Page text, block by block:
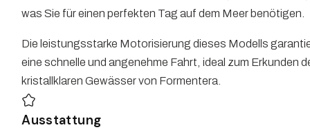
was Sie für einen perfekten Tag auf dem Meer benötigen.
Die leistungsstarke Motorisierung dieses Modells
eine schnelle und angenehme Fahrt, ideal zum Erkunden
kristallklaren Gewässer von Formentera.
Ausstattung